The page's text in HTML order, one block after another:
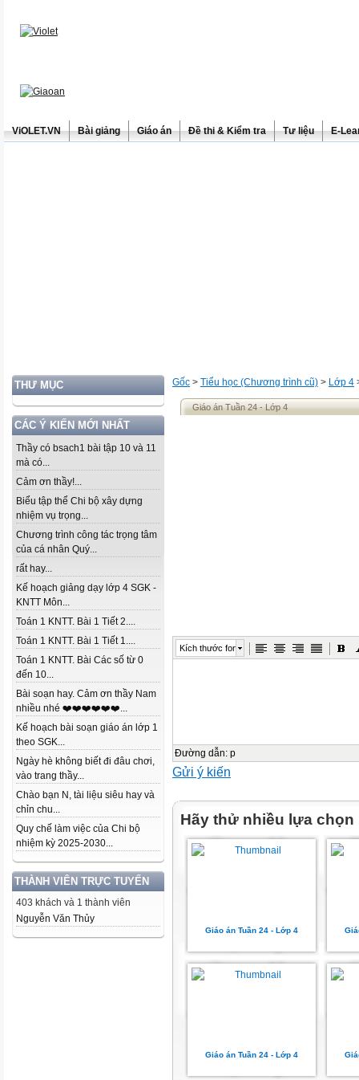
ViOLET.VN Bài giảng Giáo án Đề thi & Kiểm tra Tư liệu E-
THƯ MỤC
CÁC Ý KIẾN MỚI NHẤT
Thầy có bsach1 bài tập 10 và 11
mà có...
Cảm ơn thầy!...
Biểu tập thể Chi bộ xây dựng
nhiệm vụ trọng...
Chương trình công tác trọng tâm
của cá nhân Quý...
rất hay...
Kế hoạch giảng dạy lớp 4 SGK -
KNTT Môn...
Toán 1 KNTT. Bài 1 Tiết 2....
Toán 1 KNTT. Bài 1 Tiết 1....
Toán 1 KNTT. Bài Các số từ 0
đến 10...
Bài soạn hay. Cảm ơn thầy Nam
nhiều nhé ❤️❤️❤️❤️❤️❤️...
Kế hoạch bài soạn giáo án lớp 1
theo SGK...
Ngày hè không biết đi đâu chơi,
vào trang thầy...
Chào bạn N, tài liệu siêu hay và
chỉn chu...
Quy chế làm việc của Chi bộ
nhiệm kỳ 2025-2030...
THÀNH VIÊN TRỰC TUYẾN
403 khách và 1 thành viên
Nguyễn Văn Thủy
Gốc > Tiểu học (Chương trình cũ) > Lớp 4
Giáo án Tuần 24 - Lớp 4
Kích thước font
Đường dẫn: p
Gửi ý kiến
Hãy thử nhiều lựa chọn
Giáo án Tuần 24 - Lớp 4
Giáo án Tuần 24 - Lớp 4